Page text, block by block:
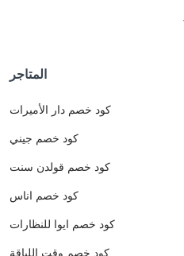
المتاجر
كود خصم دار الأميرات
كود خصم جيني
كود خصم قولدن سنت
كود خصم اناس
كود خصم ايوا للنظارات
كود خصم وقت اللياقة